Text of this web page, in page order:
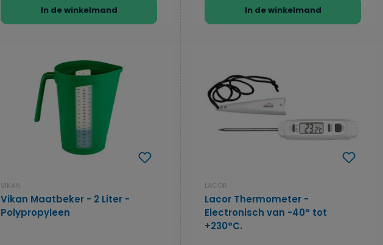
In de winkelmand In de winkelmand
VIKAN
Vikan Maatbeker - 2 Liter -
Polypropyleen
LACOR
Lacor Thermometer -
Electronisch van -40° tot
+230°C.